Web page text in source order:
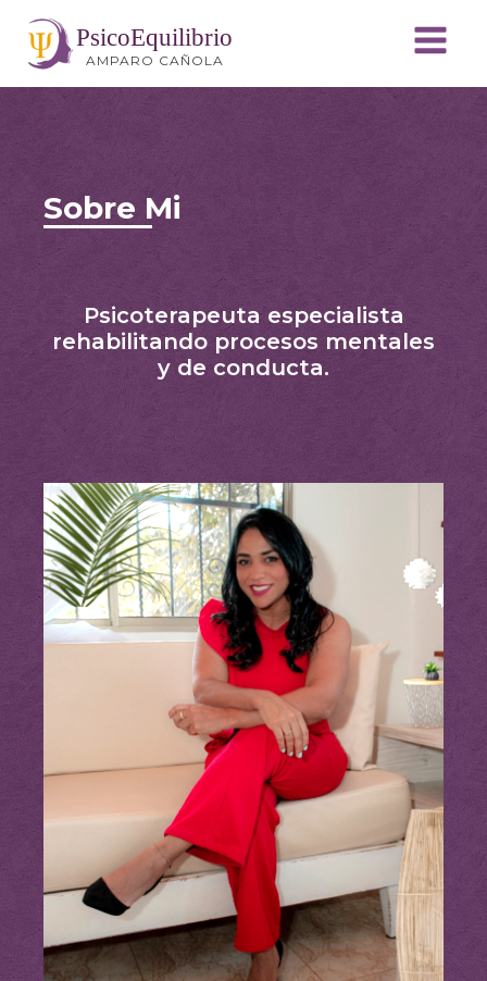
PsicoEquilibrio
AMPARO CAÑOLA
Sobre Mi
Psicoterapeuta especialista
rehabilitando procesos mentales
y de conducta.